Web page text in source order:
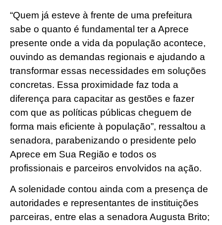
“Quem já esteve à frente de uma prefeitura
sabe o quanto é fundamental ter a Aprece
presente onde a vida da população acontece,
ouvindo as demandas regionais e ajudando a
transformar essas necessidades em soluções
concretas. Essa proximidade faz toda a
diferença para capacitar as gestões e fazer
com que as políticas públicas cheguem de
forma mais eficiente à população”, ressaltou a
senadora, parabenizando o presidente pelo
Aprece em Sua Região e todos os
profissionais e parceiros envolvidos na ação.
A solenidade contou ainda com a presença de
autoridades e representantes de instituições
parceiras, entre elas a senadora Augusta Brito;